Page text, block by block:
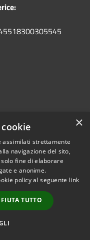
×
assimilati strettamente
navigazione del sito,
fine di elaborare
e anonime.
policy al seguente link
TUTTO